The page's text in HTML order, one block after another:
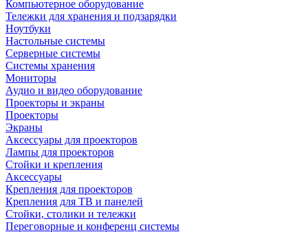
Компьютерное оборудование
Тележки для хранения и подзарядки
Ноутбуки
Настольные системы
Серверные системы
Системы хранения
Мониторы
Аудио и видео оборудование
Проекторы и экраны
Проекторы
Экраны
Аксессуары для проекторов
Лампы для проекторов
Стойки и крепления
Аксессуары
Крепления для проекторов
Крепления для ТВ и панелей
Стойки, столики и тележки
Переговорные и конференц системы